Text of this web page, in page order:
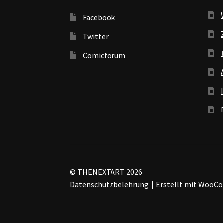
Facebook
Twitter
Comicforum
© THENEXTART 2026
Datenschutzbelehrung
Erstellt mit